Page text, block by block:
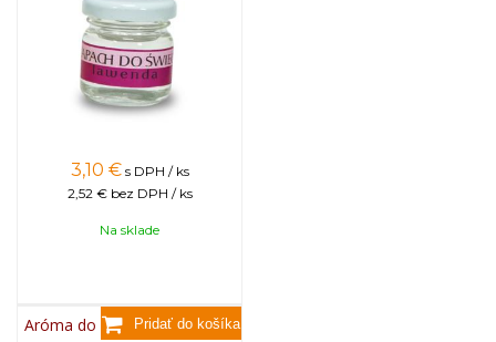
3,10 € s DPH / ks
2,52 € bez DPH / ks
Na sklade
Aróma do sviečok, 25g - med